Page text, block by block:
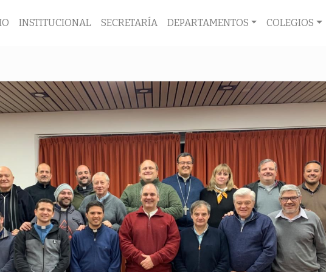
INSTITUCIONAL SECRETARÍA DEPARTAMENTOS COLEGIOS